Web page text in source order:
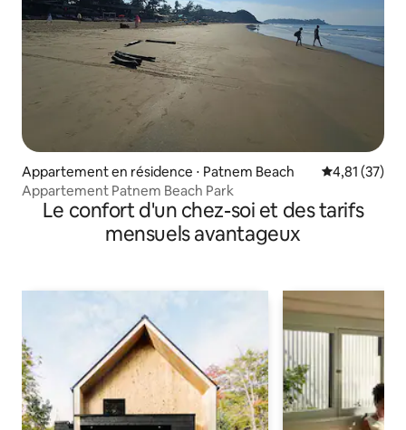
Appartement en résidence ⋅ Patnem Beach Évaluation
4,81 (37)
Appartement Patnem Beach Park
Le confort d'un chez-soi et des tarifs
mensuels avantageux